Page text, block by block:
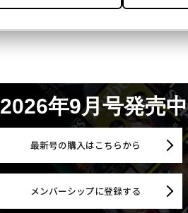
2026年9月号発売中
最新号の購入はこちらから
メンバーシップに登録する